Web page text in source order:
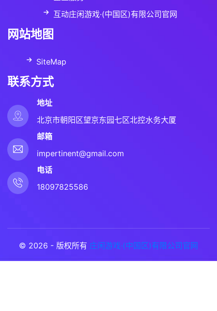
互动庄闲游戏·(中国区)有限公司官网
网站地图
SiteMap
联系方式
地址
北京市朝阳区望京东园七区北控水务大厦
邮箱
impertinent@gmail.com
电话
18097825586
© 2026 - 版权所有 庄闲游戏·(中国区)有限公司官网